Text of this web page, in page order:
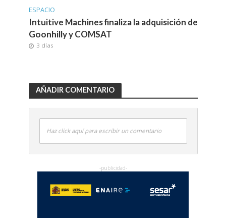
ESPACIO
Intuitive Machines finaliza la adquisición de
Goonhilly y COMSAT
3 días
AÑADIR COMENTARIO
Haz click aquí para escribir un comentario